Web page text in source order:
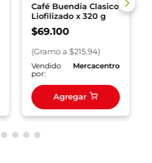
Café Buendía Clasico
Liofilizado x 320 g
$69.100
(Gramoa $215.94)
Vendido
por:
Mercacentro
Agregar